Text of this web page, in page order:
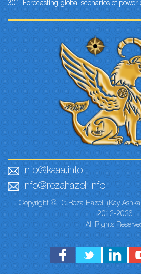
301-Forecasting global scenarios of
info@kaaa.info
info@rezahazeli.info
Copyright © Dr. Reza Hazeli (Kay
2012-2026
All Rights